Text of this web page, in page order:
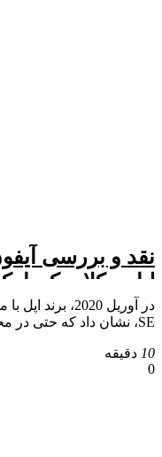
لباس کلاسیک یا
SE، نشان داد که حتی در محدوده مقرون‌به‌صرفه
10 دقیقه
0